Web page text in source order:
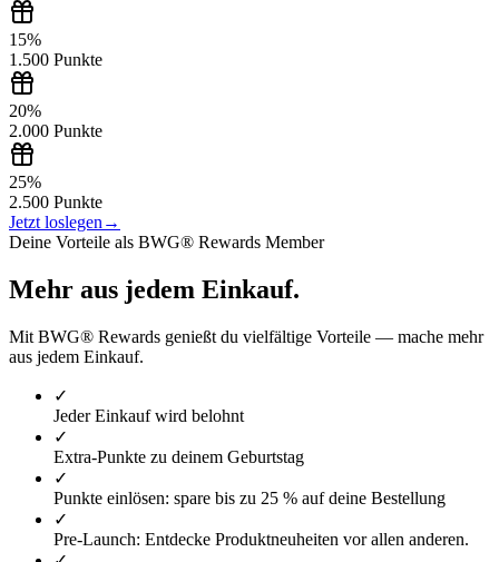
15%
1.500 Punkte
20%
2.000 Punkte
25%
2.500 Punkte
Jetzt loslegen →
Deine Vorteile als BWG® Rewards Member
Mehr aus jedem Einkauf.
Mit BWG® Rewards genießt du vielfältige Vorteile — mache mehr
aus jedem Einkauf.
✓
Jeder Einkauf wird belohnt
✓
Extra-Punkte zu deinem Geburtstag
✓
Punkte einlösen: spare bis zu 25 % auf deine Bestellung
✓
Pre-Launch: Entdecke Produktneuheiten vor allen anderen.